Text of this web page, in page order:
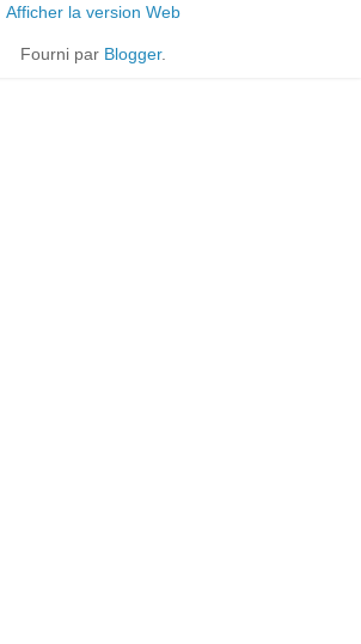
Afficher la version Web
Fourni par Blogger.